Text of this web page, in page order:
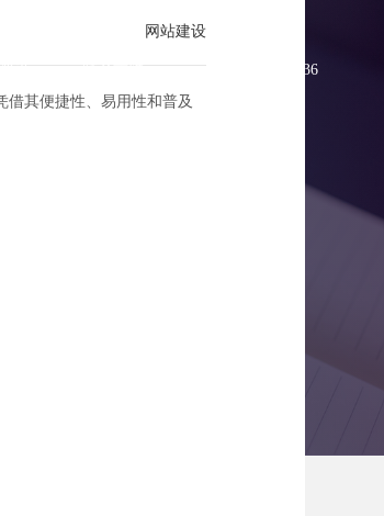
讯 联系方维 0755-83896336
网站建设
借其便捷性、易用性和普及